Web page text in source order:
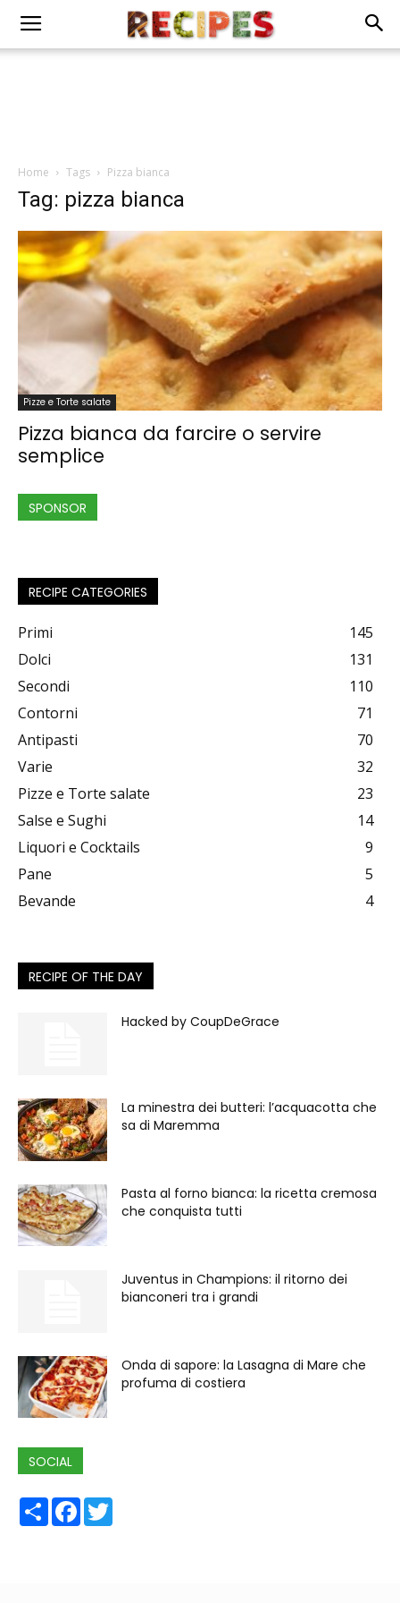
Home Tags Pizza bianca
Tag: pizza bianca
Pizze e Torte salate
Pizza bianca da farcire o servire
semplice
SPONSOR
RECIPE CATEGORIES
Primi
145
Dolci
131
Secondi
110
Contorni
71
Antipasti
70
Varie
32
Pizze e Torte salate
23
Salse e Sughi
14
Liquori e Cocktails
9
Pane
5
Bevande
4
RECIPE OF THE DAY
Hacked by CoupDeGrace
La minestra dei butteri: l’acquacotta che
sa di Maremma
Pasta al forno bianca: la ricetta cremosa
che conquista tutti
Juventus in Champions: il ritorno dei
bianconeri tra i grandi
Onda di sapore: la Lasagna di Mare che
profuma di costiera
SOCIAL
ShareFacebook